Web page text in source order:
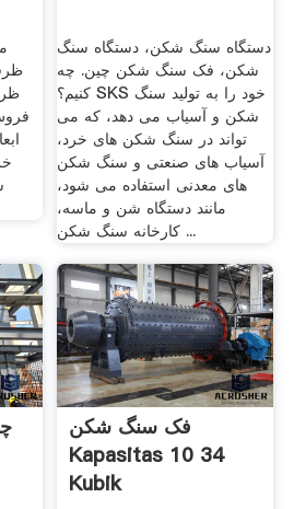
دستگاه سنگ شکن، دستگاه سنگ
شکن، فک سنگ شکن چین. چه
کنیم؟ SKS خود را به تولید سنگ
شکن و آسیاب می دهد، که می
تواند در سنگ شکن های خرد،
آسیاب های صنعتی و سنگ شکن
های معدنی استفاده می شود،
مانند دستگاه شن و ماسه،
کارخانه سنگ شکن ...
فک سنگ شکن
Kapasitas 10 34
Kubik